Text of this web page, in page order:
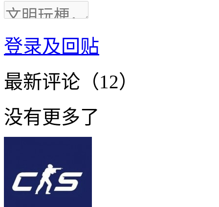
登录及回贴
最新评论（12）
没有更多了